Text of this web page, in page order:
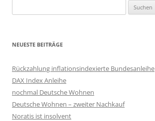
nach:
NEUESTE BEITRÄGE
Rückzahlung inflationsindexierte Bundesanleihe
DAX Index Anleihe
nochmal Deutsche Wohnen
Deutsche Wohnen – zweiter Nachkauf
Noratis ist insolvent